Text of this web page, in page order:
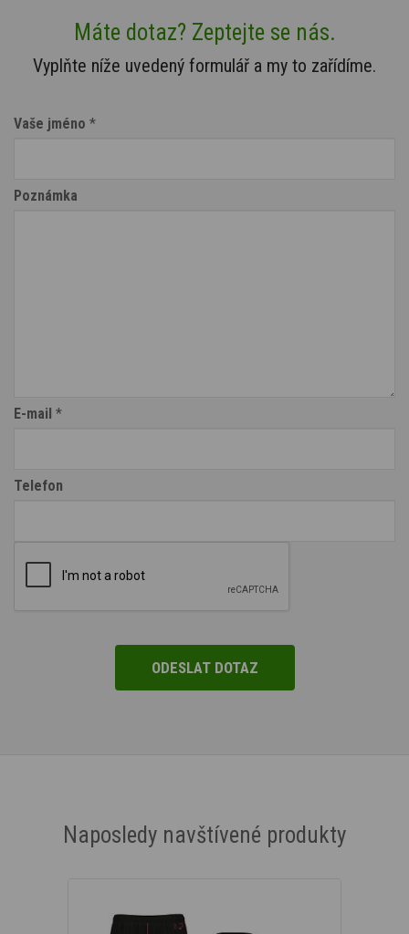
Máte dotaz? Zeptejte se nás.
Vyplňte níže uvedený formulář a my to zařídíme.
Vaše jméno *
Poznámka
E-mail *
Telefon
Naposledy navštívené produkty